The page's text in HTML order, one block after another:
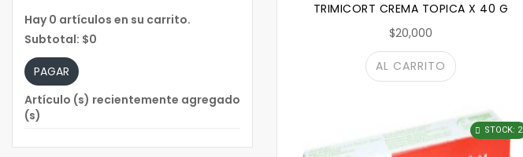
TRIMICORT CREMA TOPICA X 40 G
$20,000
AL CARRITO
STOCK: 2
Hay0 artículos en su carrito.
Subtotal: $0
PAGAR
Artículo (s) recientemente agregado
(s)